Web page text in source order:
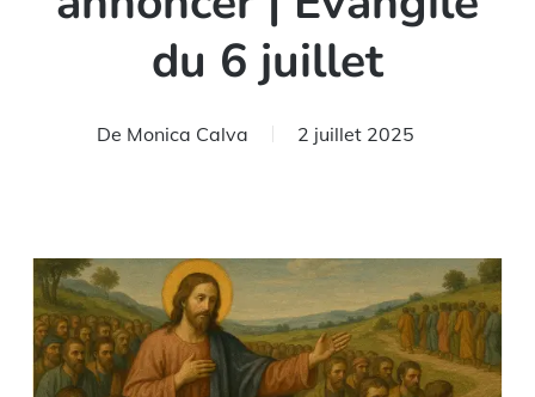
du 6 juillet
De Monica Calva 2 juillet 2025